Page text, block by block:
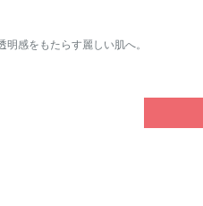
感をもたらす麗しい肌へ。